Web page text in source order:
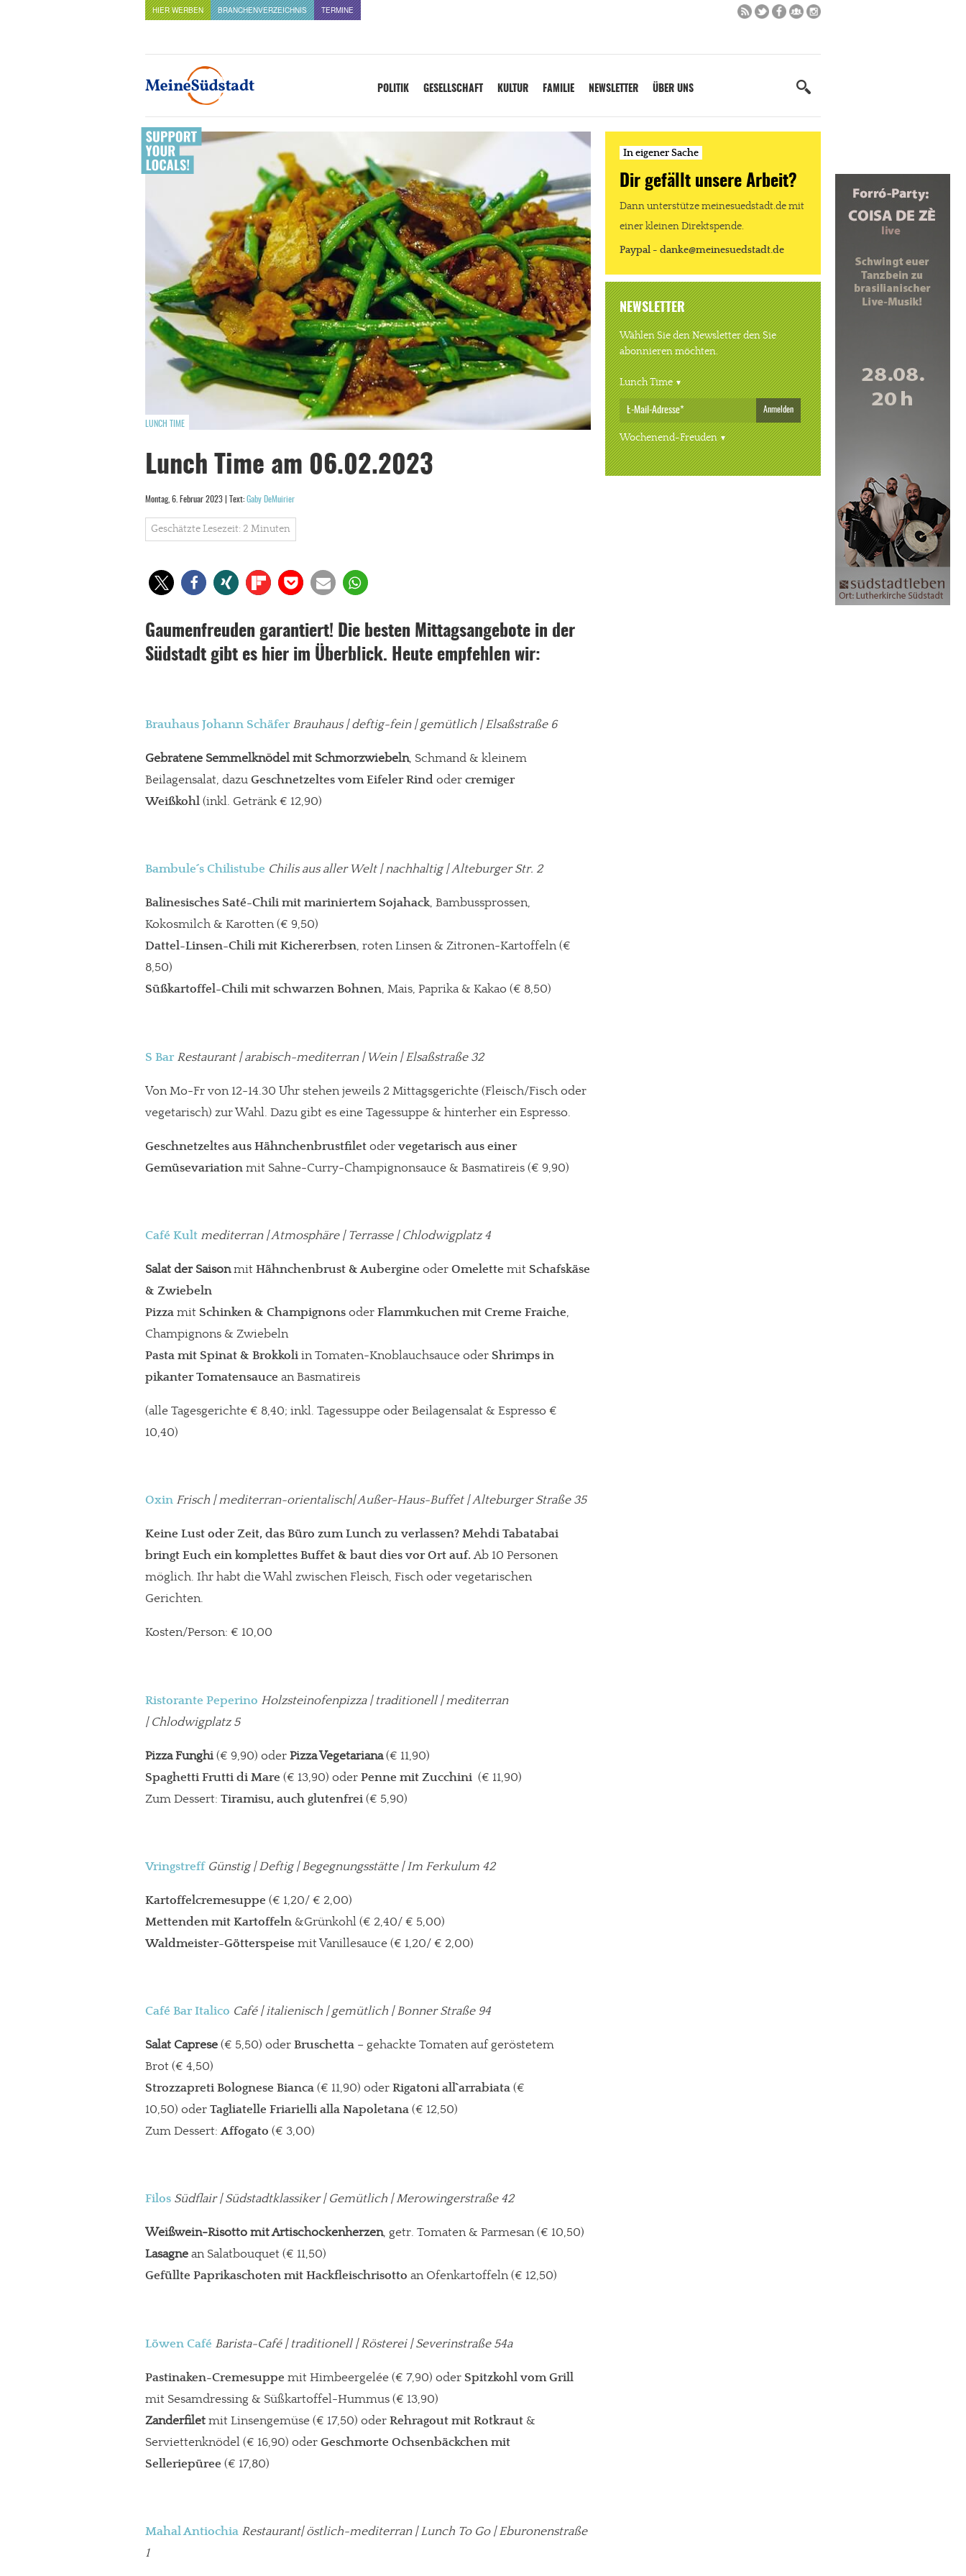
Dir gefällt unsere Arbeit?
Paypal - danke@meinesuedstadt.de
HIER WERBEN BRANCHENVERZEICHNIS TERMINE
POLITIK GESELLSCHAFT KULTUR FAMILIE NEWSLETTER ÜBER UNS
LUNCH TIME
Lunch Time am 06.02.2023
Montag, 6. Februar 2023 | Text: Gaby DeMuirier
Geschätzte Lesezeit: 2 Minuten
Gaumenfreuden garantiert! Die besten Mittagsangebote in der
Südstadt gibt es hier im Überblick. Heute empfehlen wir:
Brauhaus Johann Schäfer Brauhaus | deftig-fein | gemütlich |Elsaßstraße 6
Gebratene Semmelknödel mit Schmorzwiebeln, Schmand & kleinem
Beilagensalat, dazu Geschnetzeltes vom Eifeler Rind oder cremiger
Weißkohl (inkl. Getränk € 12,90)
Bambule´s Chilistube Chilis aus aller Welt| nachhaltig | Alteburger Str. 2
Balinesisches Saté-Chili mit mariniertem Sojahack, Bambussprossen,
Kokosmilch & Karotten (€ 9,50)
Dattel-Linsen-Chili mit Kichererbsen, roten Linsen & Zitronen-Kartoffeln (€
8,50)
Süßkartoffel-Chili mit schwarzen Bohnen, Mais, Paprika & Kakao (€ 8,50)
S Bar Restaurant | arabisch-mediterran | Wein | Elsaßstraße 32
Von Mo-Fr von 12-14.30 Uhr stehen jeweils 2 Mittagsgerichte (Fleisch/Fisch oder
vegetarisch) zur Wahl. Dazu gibt es eine Tagessuppe & hinterher ein Espresso.
Geschnetzeltes aus Hähnchenbrustfilet oder vegetarisch aus einer
Gemüsevariation mit Sahne-Curry-Champignonsauce & Basmatireis (€ 9,90)
Café Kult mediterran| Atmosphäre | Terrasse | Chlodwigplatz 4
Salat der Saisonmit Hähnchenbrust & Aubergine oder Omelette mit Schafskäse
& Zwiebeln
Pizza mit Schinken & Champignons oder Flammkuchen mit Creme Fraiche,
Champignons & Zwiebeln
Pasta mit Spinat & Brokkoli in Tomaten-Knoblauchsauce oder Shrimps in
pikanter Tomatensauce an Basmatireis
(alle Tagesgerichte € 8,40; inkl. Tagessuppe oder Beilagensalat & Espresso €
10,40)
Oxin Frisch | mediterran-orientalisch| Außer-Haus-Buffet | Alteburger Straße 35
Keine Lust oder Zeit, das Büro zum Lunch zu verlassen? Mehdi Tabatabai
bringt Euch ein komplettes Buffet & baut dies vor Ort auf.Ab 10 Personen
möglich. Ihr habt die Wahl zwischen Fleisch, Fisch oder vegetarischen
Gerichten.
Kosten/Person: € 10,00
Ristorante Peperino Holzsteinofenpizza| traditionell | mediterran
| Chlodwigplatz 5
Pizza Funghi (€ 9,90) oder Pizza Vegetariana(€ 11,90)
Spaghetti Frutti di Mare (€ 13,90) oder Penne mit Zucchini (€ 11,90)
Zum Dessert: Tiramisu, auch glutenfrei (€ 5,90)
Vringstreff Günstig | Deftig | Begegnungsstätte | Im Ferkulum 42
Kartoffelcremesuppe (€ 1,20/ € 2,00)
Mettenden mit Kartoffeln &Grünkohl (€ 2,40/ € 5,00)
Waldmeister-Götterspeise mit Vanillesauce (€ 1,20/ € 2,00)
Café Bar Italico Café | italienisch | gemütlich | Bonner Straße 94
Salat Caprese (€ 5,50) oder Bruschetta – gehackte Tomaten auf geröstetem
Brot (€ 4,50)
Strozzapreti Bolognese Bianca (€ 11,90) oder Rigatoni all`arrabiata (€
10,50) oder Tagliatelle Friarielli alla Napoletana (€ 12,50)
Zum Dessert:Affogato (€ 3,00)
Filos Südflair | Südstadtklassiker | Gemütlich | Merowingerstraße 42
Weißwein-Risotto mit Artischockenherzen, getr. Tomaten & Parmesan (€ 10,50)
Lasagne an Salatbouquet (€ 11,50)
Gefüllte Paprikaschoten mit Hackfleischrisotto an Ofenkartoffeln (€ 12,50)
Löwen Café Barista-Café| traditionell | Rösterei | Severinstraße 54a
Pastinaken-Cremesuppe mit Himbeergelée (€ 7,90) oder Spitzkohl vom Grill
mit Sesamdressing & Süßkartoffel-Hummus (€ 13,90)
Zanderfilet mit Linsengemüse (€ 17,50) oder Rehragout mit Rotkraut &
Serviettenknödel (€ 16,90) oder Geschmorte Ochsenbäckchen mit
Selleriepüree (€ 17,80)
Mahal Antiochia Restaurant| östlich-mediterran | Lunch To Go | Eburonenstraße
1
In eigener Sache
Dir gefällt unsere Arbeit?
Dann unterstütze meinesuedstadt.de mit
einer kleinen Direktspende.
Paypal - danke@meinesuedstadt.de
NEWSLETTER
Wählen Sie den Newsletter den Sie
abonnieren möchten.
Lunch Time
Anmelden
Wochenend-Freuden